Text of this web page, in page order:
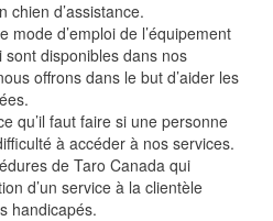
chien d’assistance.
mode d’emploi de l’équipement
disponibles dans nos
offrons dans le but d’aider les
qu’il faut faire si une personne
à accéder à nos services.
de Taro Canada qui
d’un service à la clientèle
handicapés.